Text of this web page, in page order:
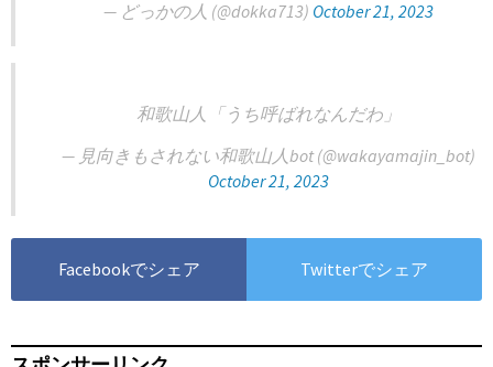
— どっかの人 (@dokka713) October 21, 2023
和歌山人「うち呼ばれなんだわ」
— 見向きもされない和歌山人bot (@wakayamajin_bot)
October 21, 2023
Facebookでシェア Twitterでシェア